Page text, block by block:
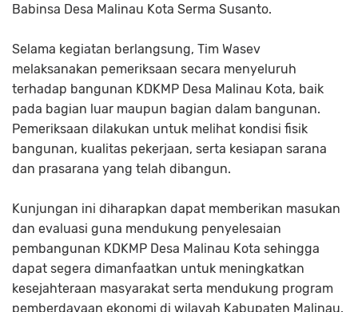
Babinsa Desa Malinau Kota Serma Susanto.
Selama kegiatan berlangsung, Tim Wasev
melaksanakan pemeriksaan secara menyeluruh
terhadap bangunan KDKMP Desa Malinau Kota, baik
pada bagian luar maupun bagian dalam bangunan.
Pemeriksaan dilakukan untuk melihat kondisi fisik
bangunan, kualitas pekerjaan, serta kesiapan sarana
dan prasarana yang telah dibangun.
Kunjungan ini diharapkan dapat memberikan masukan
dan evaluasi guna mendukung penyelesaian
pembangunan KDKMP Desa Malinau Kota sehingga
dapat segera dimanfaatkan untuk meningkatkan
kesejahteraan masyarakat serta mendukung program
pemberdayaan ekonomi di wilayah Kabupaten Malinau.